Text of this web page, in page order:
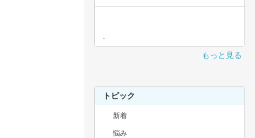
-
もっと見る
トピック
新着
悩み